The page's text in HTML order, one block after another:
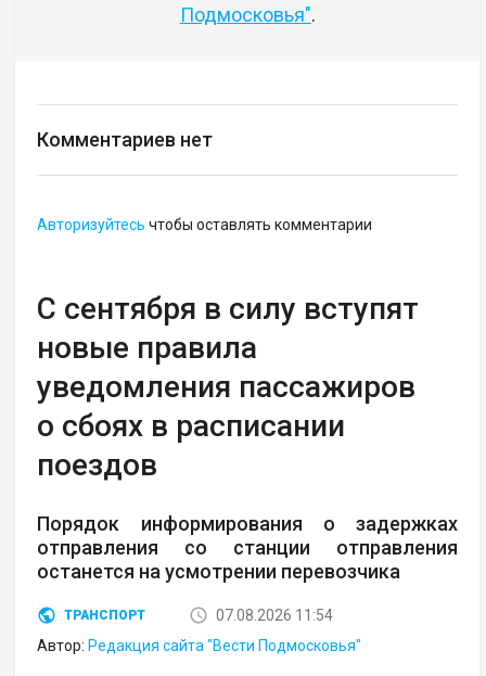
Подмосковья".
Комментариев нет
Авторизуйтесь чтобы оставлять комментарии
С сентября в силу вступят
новые правила
уведомления пассажиров
о сбоях в расписании
поездов
Порядок информирования о задержках
отправления со станции отправления
останется на усмотрении перевозчика
ТРАНСПОРТ
07.08.2026 11:54
Автор: Редакция сайта "Вести Подмосковья"